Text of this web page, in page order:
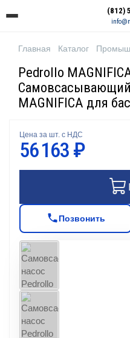
(812)
Главная Каталог
Pedrollo
MAGNIFICA для
Цена за шт. с НДС
56 163 ₽
Позвонить